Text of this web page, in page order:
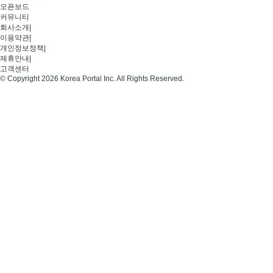
오픈보드
커뮤니티
회사소개
이용약관
개인정보정책
제휴안내
고객센터
© Copyright 2026 Korea Portal Inc. All Rights Reserved.